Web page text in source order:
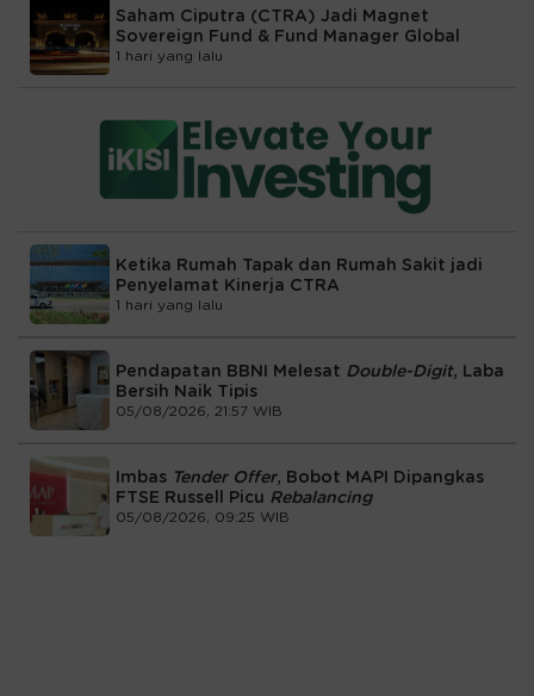
Saham Ciputra (CTRA) Jadi Magnet
Sovereign Fund & Fund Manager Global
1 hari yang lalu
Ketika Rumah Tapak dan Rumah Sakit jadi
Penyelamat Kinerja CTRA
1 hari yang lalu
Pendapatan BBNI Melesat Double-Digit, Laba
Bersih Naik Tipis
05/08/2026, 21:57 WIB
Imbas Tender Offer, Bobot MAPI Dipangkas
FTSE Russell Picu Rebalancing
05/08/2026, 09:25 WIB